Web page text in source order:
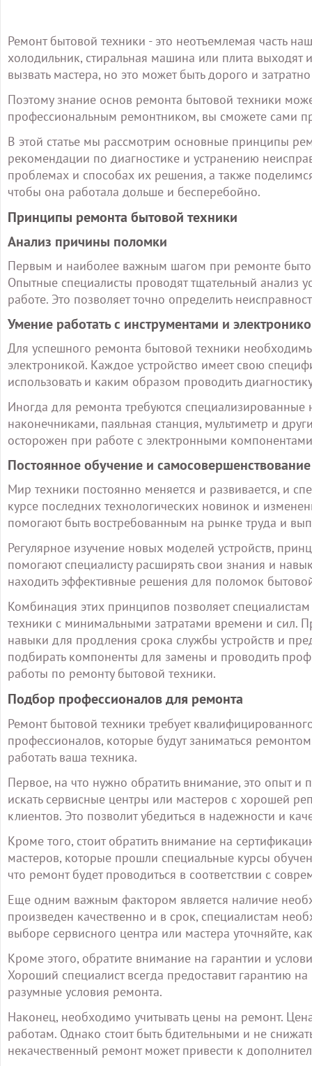
Ремонт бытовой техники - это неотъемлемая часть
холодильник, стиральная машина или плита выходят
вызвать мастера, но это может быть дорого и
Поэтому знание основ ремонта бытовой техники
профессиональным ремонтником, вы сможете сами
В этой статье мы рассмотрим основные принципы
рекомендации по диагностике и устранению
проблемах и способах их решения, а также
чтобы она работала дольше и бесперебойно.
Принципы ремонта бытовой техники
Анализ причины поломки
Первым и наиболее важным шагом при ремонте
Опытные специалисты проводят тщательный анализ
работе. Это позволяет точно определить
Умение работать с инструментами и
Для успешного ремонта бытовой техники
электроникой. Каждое устройство имеет свою
использовать и каким образом проводить
Иногда для ремонта требуются
наконечниками, паяльная станция, мультиметр и
осторожен при работе с электронными
Постоянное обучение и самосовершенствование
Мир техники постоянно меняется и развивается, и
курсе последних технологических новинок и
помогают быть востребованным на рынке труда и
Регулярное изучение новых моделей устройств,
помогают специалисту расширять свои знания и
находить эффективные решения для поломок
Комбинация этих принципов позволяет
техники с минимальными затратами времени и сил.
навыки для продления срока службы устройств и
подбирать компоненты для замены и проводить
работы по ремонту бытовой техники.
Подбор профессионалов для ремонта
Ремонт бытовой техники требует
профессионалов, которые будут заниматься
работать ваша техника.
Первое, на что нужно обратить внимание, это опыт и
искать сервисные центры или мастеров с хорошей
клиентов. Это позволит убедиться в надежности и
Кроме того, стоит обратить внимание на
мастеров, которые прошли специальные курсы
что ремонт будет проводиться в соответствии с
Еще одним важным фактором является наличие
произведен качественно и в срок, специалистам
выборе сервисного центра или мастера уточняйте,
Кроме этого, обратите внимание на гарантии и
Хороший специалист всегда предоставит гарантию
разумные условия ремонта.
Наконец, необходимо учитывать цены на ремонт.
работам. Однако стоит быть бдительными и не
некачественный ремонт может привести к